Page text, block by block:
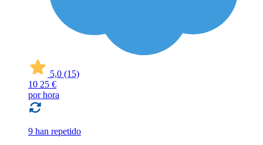
5,0 (15)
10 25 €
por hora
9 han repetido